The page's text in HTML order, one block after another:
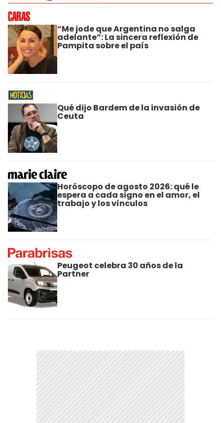
“Me jode que Argentina no salga
adelante”: La sincera reflexión de
Pampita sobre el país
Qué dijo Bardem de la invasión de
Ceuta
Horóscopo de agosto 2026: qué le
espera a cada signo en el amor, el
trabajo y los vínculos
Peugeot celebra 30 años de la
Partner